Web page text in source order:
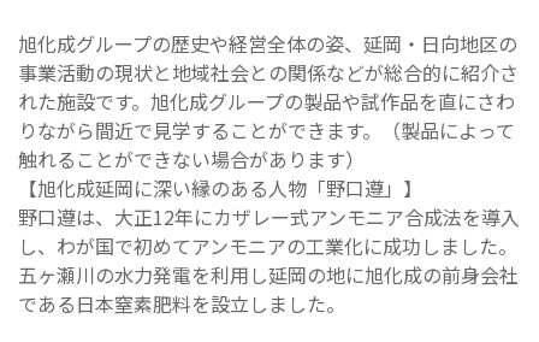
旭化成グループの歴史や経営全体の姿、延岡・日向地区の
事業活動の現状と地域社会との関係などが総合的に紹介さ
れた施設です。旭化成グループの製品や試作品を直にさわ
りながら間近で見学することができます。（製品によって
触れることができない場合があります）
【旭化成延岡に深い縁のある人物「野口遵」】
野口遵は、大正12年にカザレー式アンモニア合成法を導入
し、わが国で初めてアンモニアの工業化に成功しました。
五ヶ瀬川の水力発電を利用し延岡の地に旭化成の前身会社
である日本窒素肥料を設立しました。